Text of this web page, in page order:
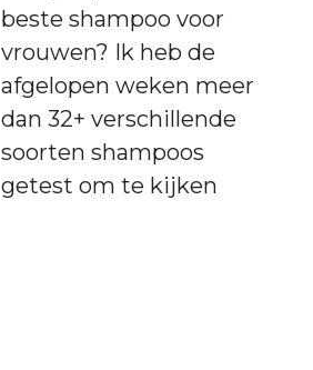
beste shampoo voor
vrouwen? Ik heb de
afgelopen weken meer
dan 32+ verschillende
soorten shampoos
getest om te kijken